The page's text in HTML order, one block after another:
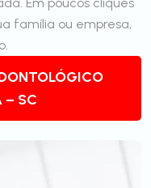
família ou empresa,
– SC